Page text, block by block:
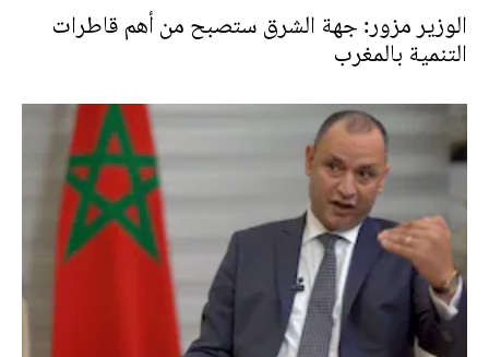
الوزير مزور: جهة الشرق ستصبح من أهم قاطرات
التنمية بالمغرب